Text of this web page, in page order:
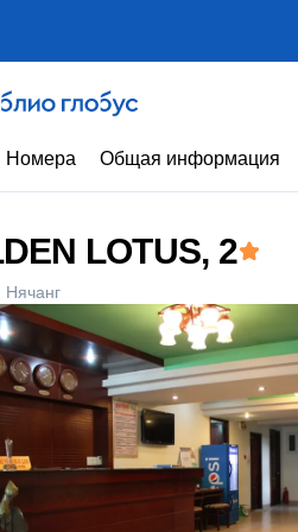
Номера Общая информация
LOTUS, 2
Нячанг